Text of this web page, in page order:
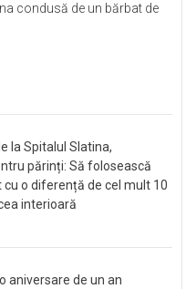
condusă de un bărbat de
la Spitalul Slatina,
părinți: Să folosească
o diferență de cel mult 10
interioară
aniversare de un an